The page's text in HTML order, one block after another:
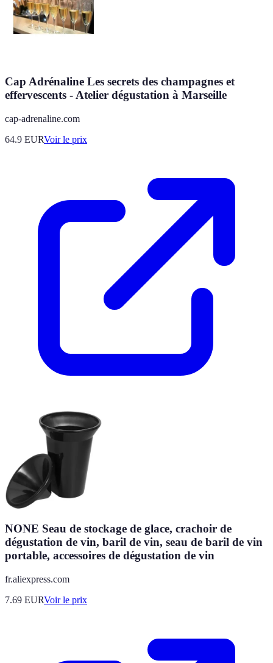
Cap Adrénaline Les secrets des champagnes et
effervescents - Atelier dégustation à Marseille
cap-adrenaline.com
64.9 EURVoir le prix
NONE Seau de stockage de glace, crachoir de
dégustation de vin, baril de vin, seau de baril de vin
portable, accessoires de dégustation de vin
fr.aliexpress.com
7.69 EURVoir le prix